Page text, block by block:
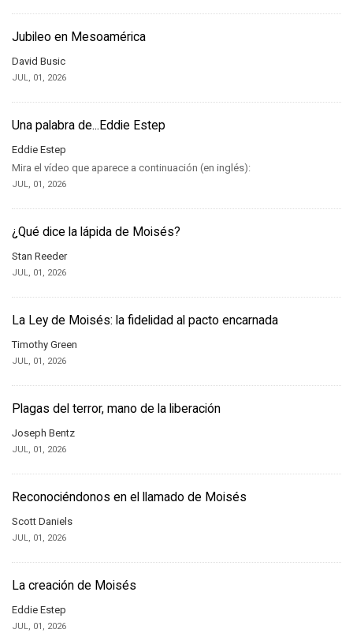
Jubileo en Mesoamérica
David Busic
JUL, 01, 2026
Una palabra de...Eddie Estep
Eddie Estep
Mira el vídeo que aparece a continuación (en inglés):
JUL, 01, 2026
¿Qué dice la lápida de Moisés?
Stan Reeder
JUL, 01, 2026
La Ley de Moisés: la fidelidad al pacto encarnada
Timothy Green
JUL, 01, 2026
Plagas del terror, mano de la liberación
Joseph Bentz
JUL, 01, 2026
Reconociéndonos en el llamado de Moisés
Scott Daniels
JUL, 01, 2026
La creación de Moisés
Eddie Estep
JUL, 01, 2026